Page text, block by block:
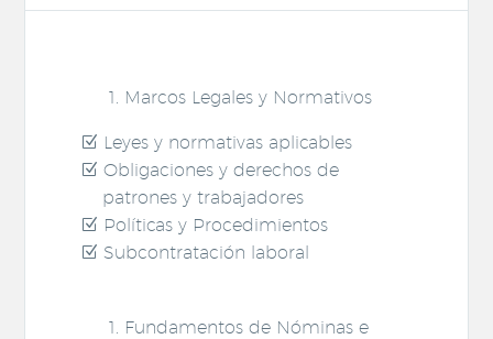
Marcos Legales y Normativos
Leyes y normativas aplicables
Obligaciones y derechos de
patrones y trabajadores
Políticas y Procedimientos
Subcontratación laboral
Fundamentos de Nóminas e